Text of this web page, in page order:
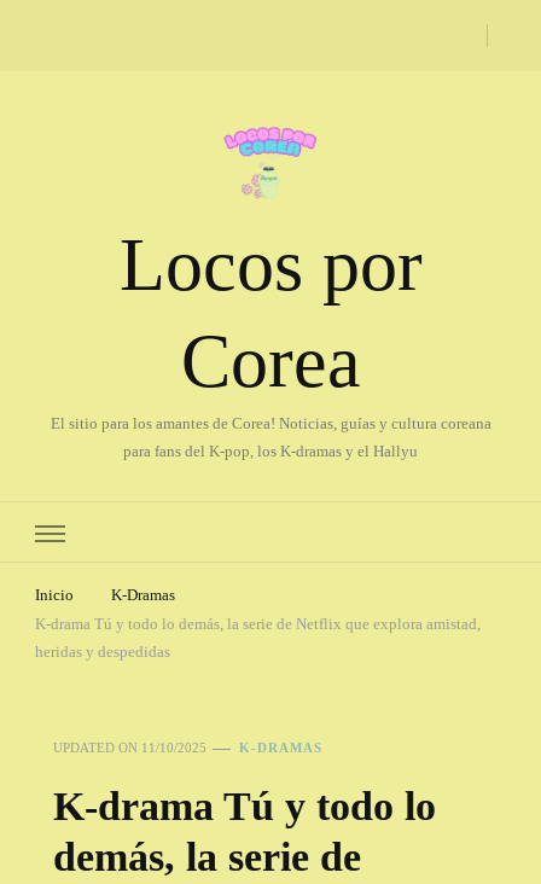
Locos por
Corea
El sitio para los amantes de Corea! Noticias, guías y cultura coreana
para fans del K-pop, los K-dramas y el Hallyu
Inicio
K-Dramas
K-drama Tú y todo lo demás, la serie de Netflix que explora amistad,
heridas y despedidas
UPDATED ON 11/10/2025 K-DRAMAS
K-drama Tú y todo lo
demás, la serie de